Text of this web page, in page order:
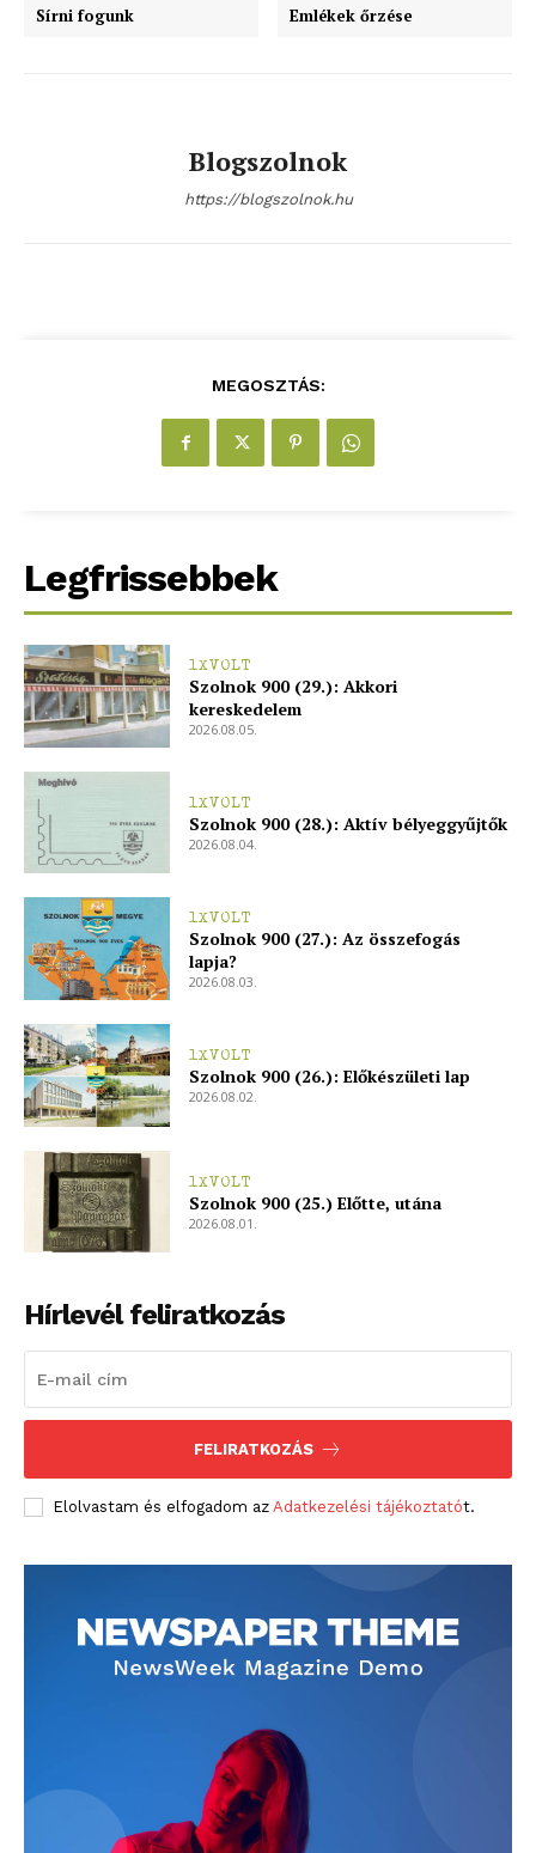
blogSZOLNOK
szubjektív élményportál
ELŐFIZETÉS
Hasznos
bSZ fiók
Előfizetés
Kapcsolat
Adatkezelési tájékoztató
Hirdetés
Sírni fogunk Emlékek őrzése
Blogszolnok
https://blogszolnok.hu
MEGOSZTÁS:
Legfrissebbek
1XVOLT
Szolnok 900 (29.): Akkori
kereskedelem
2026.08.05.
1XVOLT
Szolnok 900 (28.): Aktív bélyeggyűjtők
2026.08.04.
1XVOLT
Szolnok 900 (27.): Az összefogás
lapja?
2026.08.03.
1XVOLT
Szolnok 900 (26.): Előkészületi lap
2026.08.02.
1XVOLT
Szolnok 900 (25.) Előtte, utána
2026.08.01.
Hírlevél feliratkozás
FELIRATKOZÁS
Elolvastam és elfogadom az Adatkezelési tájékoztatót.